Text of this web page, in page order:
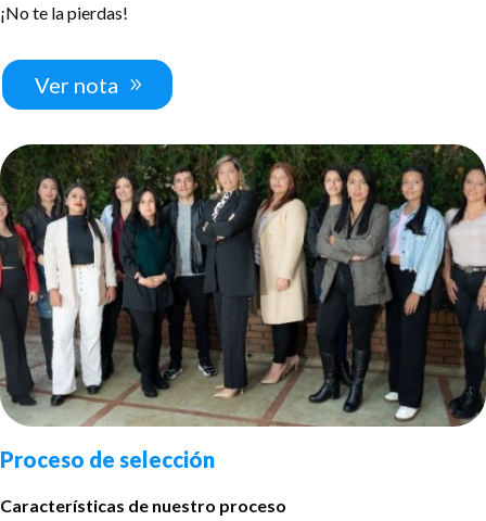
¡No te la pierdas!
Ver nota
Proceso de selección
Características de nuestro proceso